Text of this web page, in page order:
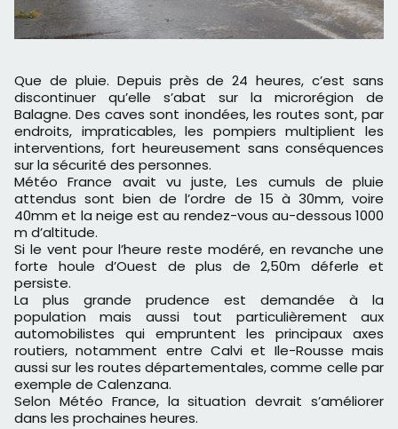
Que de pluie. Depuis près de 24 heures, c’est sans
discontinuer qu’elle s’abat sur la microrégion de
Balagne. Des caves sont inondées, les routes sont, par
endroits, impraticables, les pompiers multiplient les
interventions, fort heureusement sans conséquences
sur la sécurité des personnes.
Météo France avait vu juste, Les cumuls de pluie
attendus sont bien de l’ordre de 15 à 30mm, voire
40mm et la neige est au rendez-vous au-dessous 1000
m d’altitude.
Si le vent pour l’heure reste modéré, en revanche une
forte houle d’Ouest de plus de 2,50m déferle et
persiste.
La plus grande prudence est demandée à la
population mais aussi tout particulièrement aux
automobilistes qui empruntent les principaux axes
routiers, notamment entre Calvi et Ile-Rousse mais
aussi sur les routes départementales, comme celle par
exemple de Calenzana.
Selon Météo France, la situation devrait s’améliorer
dans les prochaines heures.